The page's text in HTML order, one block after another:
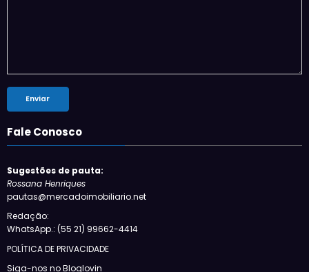
Fale Conosco
Sugestões de pauta:
Rossana Henriques
pautas@mercadoimobiliario.net
Redação:
WhatsApp.: (55 21) 99662-4414
POLÍTICA DE PRIVACIDADE
Siga-nos no Bloglovin